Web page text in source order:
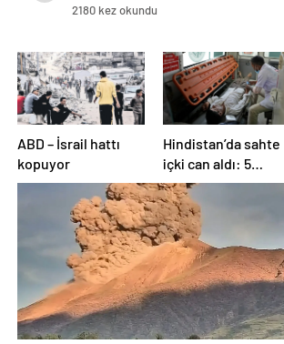
Azerbaycan’ın ayrılmaz bir
2180 kez okundu
ABD – İsrail hattı
kopuyor
Hindistan’da sahte
içki can aldı: 5
köyde alarm verildi